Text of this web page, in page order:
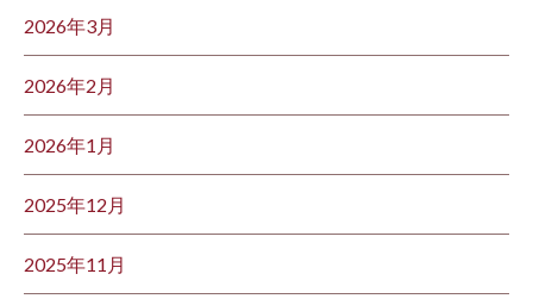
2026年3月
2026年2月
2026年1月
2025年12月
2025年11月